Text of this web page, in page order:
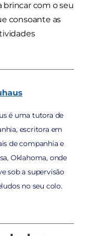
brincar com o seu
consoante as
é uma tutora de
escritora em
de companhia e
Oklahoma, onde
sob a supervisão
no seu colo.